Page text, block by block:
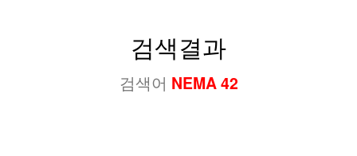
검색결과
검색어 NEMA 42